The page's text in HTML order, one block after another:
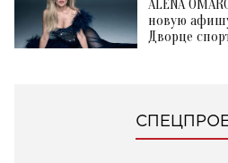
ALENA
новую
Дворце